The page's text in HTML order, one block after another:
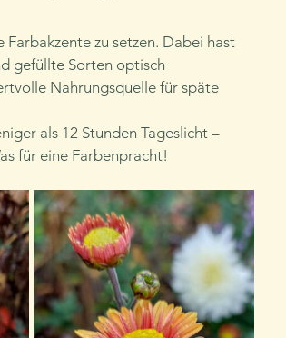
zu setzen. Dabei hast
gefüllte Sorten optisch
Nahrungsquelle für späte
als 12 Stunden Tageslicht –
für eine Farbenpracht!